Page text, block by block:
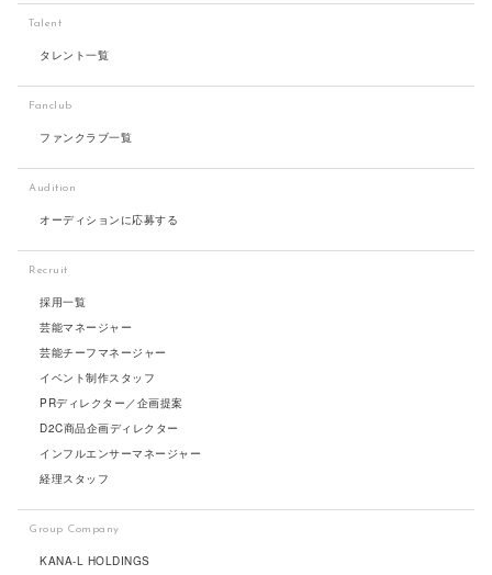
Talent
タレント一覧
Fanclub
ファンクラブ一覧
Audition
オーディションに応募する
Recruit
採用一覧
芸能マネージャー
芸能チーフマネージャー
イベント制作スタッフ
PRディレクター／企画提案
D2C商品企画ディレクター
インフルエンサーマネージャー
経理スタッフ
Group Company
KANA-L HOLDINGS